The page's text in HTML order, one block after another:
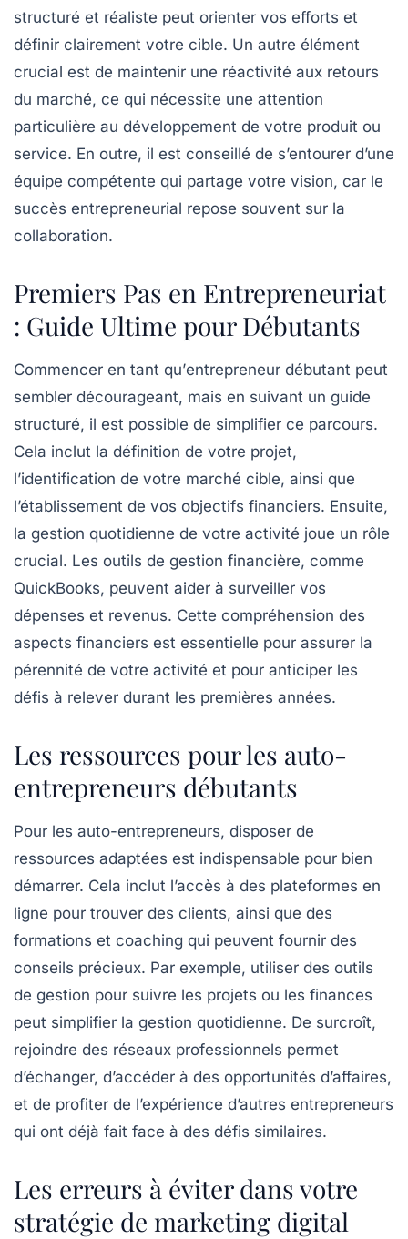
structuré et réaliste peut orienter vos efforts et
définir clairement votre cible. Un autre élément
crucial est de maintenir une réactivité aux retours
du marché, ce qui nécessite une attention
particulière au développement de votre produit ou
service. En outre, il est conseillé de s’entourer d’une
équipe compétente qui partage votre vision, car le
succès entrepreneurial repose souvent sur la
collaboration.
Premiers Pas en Entrepreneuriat
: Guide Ultime pour Débutants
Commencer en tant qu’entrepreneur débutant peut
sembler décourageant, mais en suivant un guide
structuré, il est possible de simplifier ce parcours.
Cela inclut la définition de votre projet,
l’identification de votre marché cible, ainsi que
l’établissement de vos objectifs financiers. Ensuite,
la gestion quotidienne de votre activité joue un rôle
crucial. Les outils de gestion financière, comme
QuickBooks, peuvent aider à surveiller vos
dépenses et revenus. Cette compréhension des
aspects financiers est essentielle pour assurer la
pérennité de votre activité et pour anticiper les
défis à relever durant les premières années.
Les ressources pour les auto-
entrepreneurs débutants
Pour les auto-entrepreneurs, disposer de
ressources adaptées est indispensable pour bien
démarrer. Cela inclut l’accès à des plateformes en
ligne pour trouver des clients, ainsi que des
formations et coaching qui peuvent fournir des
conseils précieux. Par exemple, utiliser des outils
de gestion pour suivre les projets ou les finances
peut simplifier la gestion quotidienne. De surcroît,
rejoindre des réseaux professionnels permet
d’échanger, d’accéder à des opportunités d’affaires,
et de profiter de l’expérience d’autres entrepreneurs
qui ont déjà fait face à des défis similaires.
Les erreurs à éviter dans votre
stratégie de marketing digital